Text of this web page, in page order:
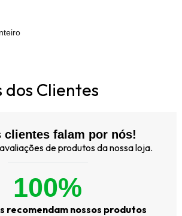
Clientes
clientes falam por nós!
de produtos da nossa loja.
100%
recomendam nossos produtos